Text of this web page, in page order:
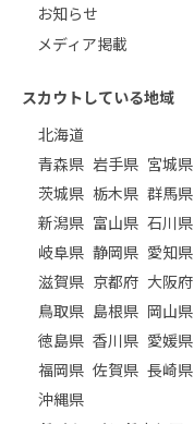
お知らせ
メディア掲載
スカウトしている地域
北海道
青森県 岩手県 宮城県
茨城県 栃木県 群馬県
新潟県 富山県 石川県
岐阜県 静岡県 愛知県
滋賀県 京都府 大阪府
鳥取県 島根県 岡山県
徳島県 香川県 愛媛県
福岡県 佐賀県 長崎県
沖縄県